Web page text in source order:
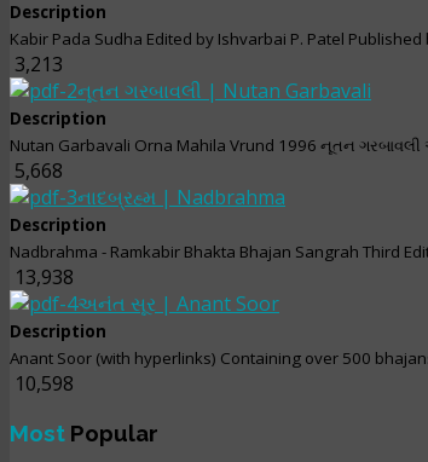
Description
Kabir Pada Sudha Edited by Ishvarbai P. Patel
3,213
નૂતન ગરબાવલી | Nutan Garbavali
Description
Nutan Garbavali Orna Mahila Vrund 1996 નૂતન ગરબાવલી
5,668
નાદબ્રહ્મ | Nadbrahma
Description
Nadbrahma - Ramkabir Bhakta Bhajan Sangrah Third
13,938
અનંત સૂર | Anant Soor
Description
Anant Soor (with hyperlinks) Containing over 500
10,598
Most Popular